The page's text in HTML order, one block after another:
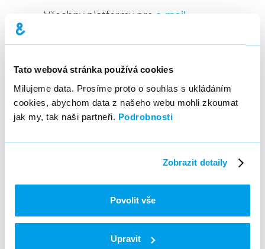
Tato webová stránka používá cookies
Milujeme data. Prosíme proto o souhlas s ukládáním
cookies, abychom data z našeho webu mohli zkoumat
jak my, tak naši partneři. Podrobnosti
Zobrazit detaily
Povolit vše
Upravit
Všechny platformy pro e-mail
reportingu. Z dobrého důvodu! 🙂
jestli stále jedete tam, kam jste se
chtěli dostat…
Ignorování výsledků rozesílek je jako
zastavte a vystupte. Nezjistíte, jestli
adresáty zajímá, co děláte. Nezjistíte,
technické náležitosti. Nezjistíte, když
problém s doručitelností
Nezjistíte nic.
Vytvořte si interaktivní dashboardy,